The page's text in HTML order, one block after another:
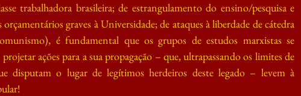
trabalhadora brasileira; de estrangulamento do ensino/pesquisa e
graves à Universidade; de ataques à liberdade de cátedra
é fundamental que os grupos de estudos marxistas se
ações para a sua propagação – que, ultrapassando os limites de
disputam o lugar de legítimos herdeiros deste legado – levem à